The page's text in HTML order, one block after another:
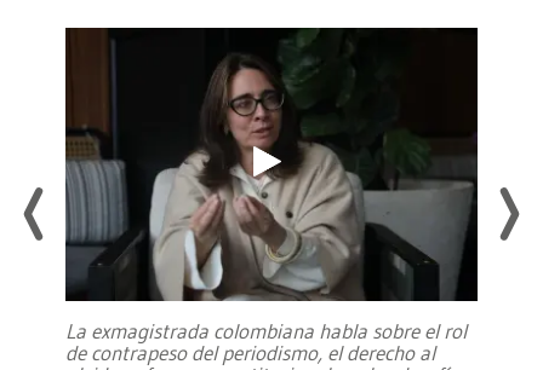
La exmagistrada colombiana habla sobre el rol
de contrapeso del periodismo, el derecho al